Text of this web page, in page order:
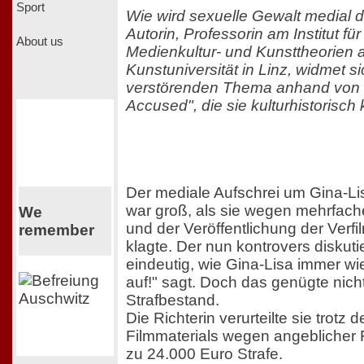
Sport
About us
We
remember
Wie wird sexuelle Gewalt medial
Autorin, Professorin am Institut
Medienkultur- und Kunsttheorien
Kunstuniversität in Linz, widmet
verstörenden Thema anhand
Accused", die sie kulturhistorisch
Der mediale Aufschrei um Gina-
war groß, als sie wegen
und der Veröffentlichung der
klagte. Der nun kontrovers
eindeutig, wie Gina-Lisa immer
auf!" sagt. Doch das genügte
Strafbestand.
Die Richterin verurteilte sie trotz
Filmmaterials wegen angeblicher
zu 24.000 Euro Strafe.